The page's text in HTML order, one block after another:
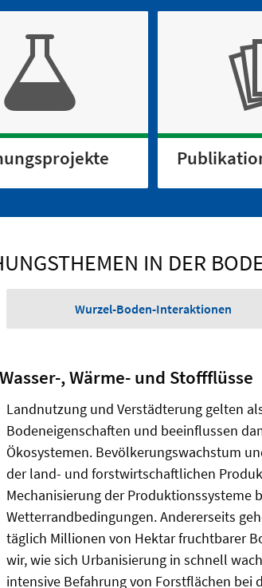
IN DER
Wurzel-Boden-Interaktionen
, Wärme- und Stoffflüsse
Landnutzung und Verstädterung gelten
Bodeneigenschaften und beeinflussen
Ökosystemen. Bevölkerungswachstum
der land- und forstwirtschaftlichen
Mechanisierung der Produktionssysteme
Wetterrandbedingungen. Andererseits
täglich Millionen von Hektar fruchtbarer
wir, wie sich Urbanisierung in schnell
intensive Befahrung von Forstflächen